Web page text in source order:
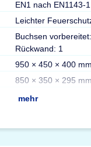
EN1 nach EN1143-1
Leichter
Buchsen
Rückwand: 1
950 × 450 × 400 mm
850 × 350 × 295 mm
mehr